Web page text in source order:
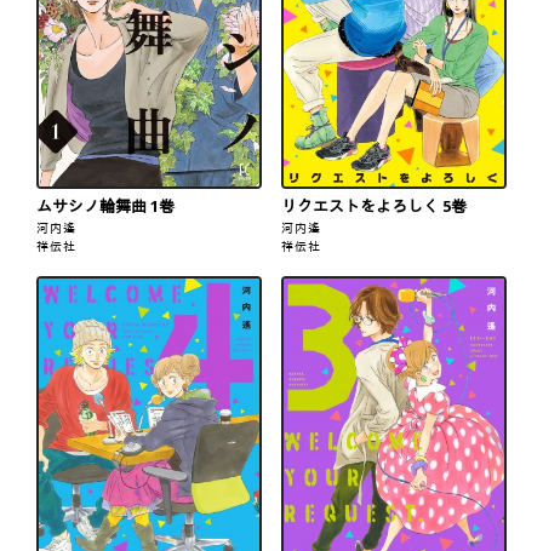
ムサシノ輪舞曲 1巻
河内遙
祥伝社
リクエストをよろしく 5巻
河内遙
祥伝社